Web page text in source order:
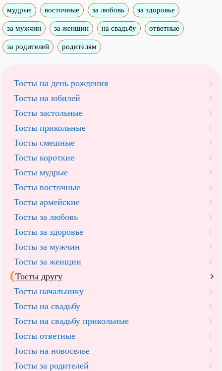
мудрые восточные за любовь за здоровье
за мужчин за женщин на свадьбу ответные
за родителей родителям
Тосты на день рождения
Тосты на юбилей
Тосты застольные
Тосты прикольные
Тосты смешные
Тосты короткие
Тосты мудрые
Тосты восточные
Тосты армейские
Тосты за любовь
Тосты за здоровье
Тосты за мужчин
Тосты за женщин
Тосты другу
Тосты начальнику
Тосты на свадьбу
Тосты на свадьбу прикольные
Тосты ответные
Тосты на новоселье
Тосты за родителей